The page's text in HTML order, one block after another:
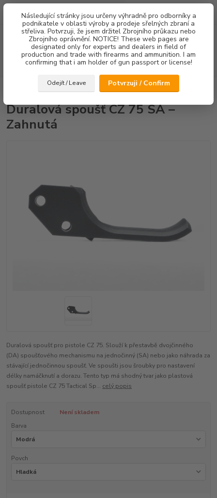
Následující stránky jsou určeny výhradně pro odborníky a
podnikatele v oblasti výroby a prodeje sřelných zbraní a
střeliva. Potvrzuji, že jsem držitel Zbrojního průkazu nebo
Zbrojního oprávnění. NOTICE! These web pages are
designated only for experts and dealers in field of
production and trade with firearms and ammunition. I am
confirming that i am holder of gun passport or license!
Odejít / Leave Potvrzuji / Confirm
Menu
Hledat
za0,00 Kč
Duralová spoušť CZ 75 SA – Zahnutá
Duralová spoušť CZ 75 SA –
Zahnutá
Duralová spoušť pro pistole CZ 75. Slouží k přestavbě dvojčinného
(DA) spoušťového mechanismu na jednočinný (SA) nebo jako náhrada za
stávající jednočinnou spoušť. Ve spoušti jsou šroubky pro nastavení
délky namáčknutí a dorazu. Tento typ má shodný tvar jako plastová
spoušť pistole CZ 75 Tactical Sp... celý popis
Dostupnost
Není skladem
Barva
Povch